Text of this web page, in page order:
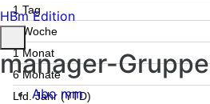
1 Tag
1 Woche
1 Monat
6 Monate
Lfd. Jahr (YTD)
HBm Edition
manager-Gruppe
Abo mm